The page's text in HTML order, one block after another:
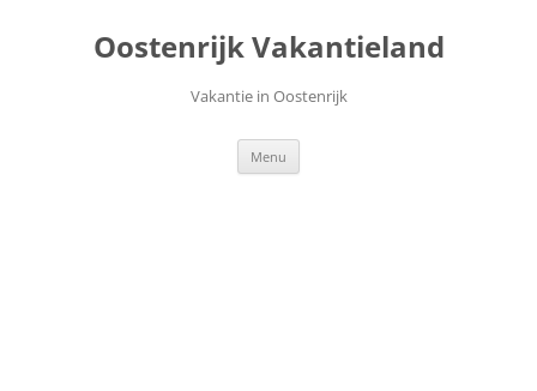
Oostenrijk Vakantieland
Vakantie in Oostenrijk
Menu